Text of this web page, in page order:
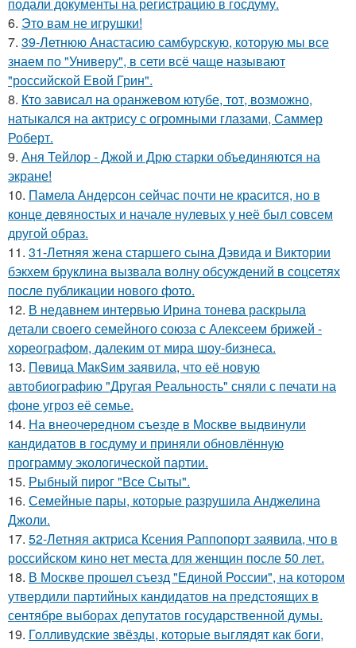
6. Это вам не игрушки!
7. 39-Летнюю Анастасию самбурскую, которую мы все
знаем по "Универу", в сети всё чаще называют
"российской Евой Грин".
8. Кто зависал на оранжевом ютубе, тот, возможно,
натыкался на актрису с огромными глазами, Саммер
Роберт.
9. Аня Тейлор - Джой и Дрю старки объединяются на
экране!
10. Памела Андерсон сейчас почти не красится, но в
конце девяностых и начале нулевых у неё был совсем
другой образ.
11. 31-Летняя жена старшего сына Дэвида и Виктории
бэкхем бруклина вызвала волну обсуждений в соцсетях
после публикации нового фото.
12. В недавнем интервью Ирина тонева раскрыла
детали своего семейного союза с Алексеем брижей -
хореографом, далеким от мира шоу-бизнеса.
13. Пeвица MакSим заявила, что её новую
автобиографию "Другая Реальность" сняли с печати на
фоне угроз её семье.
14. На внеочередном съезде в Москве выдвинули
кандидатов в госдуму и приняли обновлённую
программу экологической партии.
15. Рыбный пирог "Все Сыты".
16. Семейные пары, которые разрушила Анджелина
Джоли.
17. 52-Летняя актриса Ксения Раппопорт заявила, что в
российском кино нет места для женщин после 50 лет.
18. В Москве прошел съезд "Единой России", на котором
утвердили партийных кандидатов на предстоящих в
сентябре выборах депутатов государственной думы.
19. Голливудские звёзды, которые выглядят как боги,